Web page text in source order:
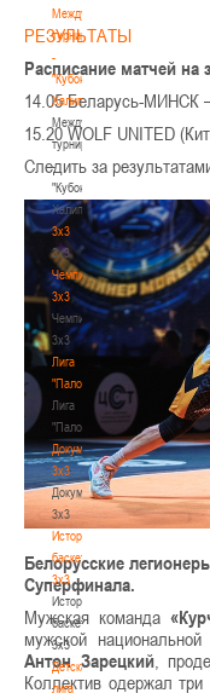
Международный
турнир
-
"Кубок
Халипского"
Международный
турнир
-
"Кубок
Халипского"
3x3
3x3
Чемпионат
3х3
Чемпионат
3х3
Лига
"Палова"
Лига
"Палова"
Документы
3х3
Документы
3х3
История
баскетбола
3х3
История
баскетбола
3х3
Детская
лига
РЕЗУЛЬТАТЫ
Расписание матчей на
14.05 Беларусь-МИНСК
15.20 WOLF UNITED
Следить за
Белорусские
Суперфинала.
Мужская команда
мужской
Антон Зарецкий,
Коллектив одержал